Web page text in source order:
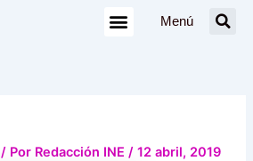
Menú
/ Por Redacción INE/12 abril, 2019